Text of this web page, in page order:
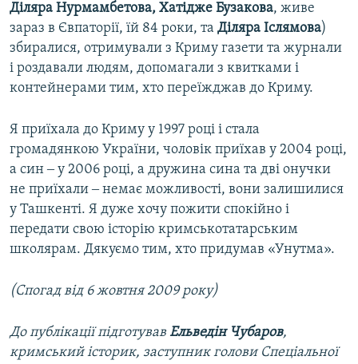
Діляра Нурмамбетова, Хатідже Бузакова, живе
зараз в Євпаторії, їй 84 роки, та Діляра Іслямова)
збиралися, отримували з Криму газети та журнали
і роздавали людям, допомагали з квитками і
контейнерами тим, хто переїжджав до Криму.
Я приїхала до Криму у 1997 році і стала
громадянкою України, чоловік приїхав у 2004 році,
а син ‒ у 2006 році, а дружина сина та дві онучки
не приїхали ‒ немає можливості, вони залишилися
у Ташкенті. Я дуже хочу пожити спокійно і
передати свою історію кримськотатарським
школярам. Дякуємо тим, хто придумав «Унутма».
(Спогад від 6 жовтня 2009 року)
До публікації підготував Ельведін Чубаров,
кримський історик, заступник голови Спеціальної